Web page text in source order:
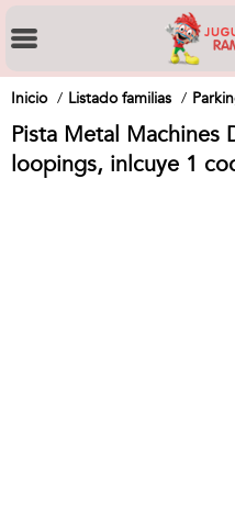
Inicio Listado familias
Pista Metal Machines
loopings, inlcuye 1